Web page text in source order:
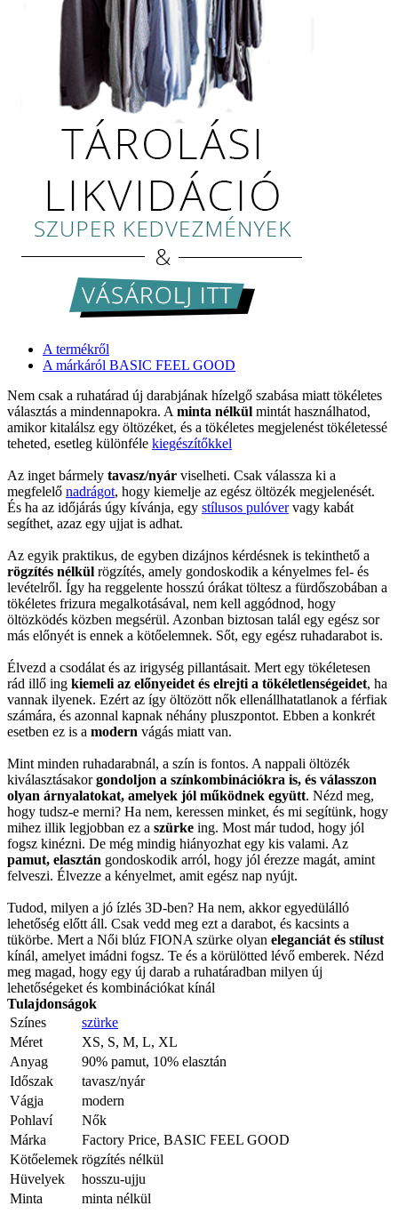
A termékről
A márkáról BASIC FEEL GOOD
Nem csak a ruhatárad új darabjának hízelgő szabása miatt tökéletes
választás a mindennapokra. A minta nélkül mintát használhatod,
amikor kitalálsz egy öltözéket, és a tökéletes megjelenést tökéletessé
teheted, esetleg különféle kiegészítőkkel
Az inget bármely tavasz/nyár viselheti. Csak válassza ki a
megfelelő nadrágot, hogy kiemelje az egész öltözék megjelenését.
És ha az időjárás úgy kívánja, egy stílusos pulóvervagy kabát
segíthet, azaz egy ujjat is adhat.
Az egyik praktikus, de egyben dizájnos kérdésnek is tekinthető a
rögzítés nélkül rögzítés, amely gondoskodik a kényelmes fel- és
levételről. Így ha reggelente hosszú órákat töltesz a fürdőszobában a
tökéletes frizura megalkotásával, nem kell aggódnod, hogy
öltözködés közben megsérül. Azonban biztosan talál egy egész sor
más előnyét is ennek a kötőelemnek. Sőt, egy egész ruhadarabot is.
Élvezd a csodálat és az irigység pillantásait. Mert egy tökéletesen
rád illő ing kiemeli az előnyeidet és elrejti a tökéletlenségeidet, ha
vannak ilyenek. Ezért az így öltözött nők ellenállhatatlanok a férfiak
számára, és azonnal kapnak néhány pluszpontot. Ebben a konkrét
esetben ez is a modern vágás miatt van.
Mint minden ruhadarabnál, a szín is fontos. A nappali öltözék
kiválasztásakorgondoljon a színkombinációkra is, és válasszon
olyan árnyalatokat, amelyek jól működnek együtt. Nézd meg,
hogy tudsz-e merni? Ha nem, keressen minket, és mi segítünk, hogy
mihez illik legjobban ez a szürke ing. Most már tudod, hogy jól
fogsz kinézni. De még mindig hiányozhat egy kis valami. Az
pamut, elasztán gondoskodik arról, hogy jól érezze magát, amint
felveszi. Élvezze a kényelmet, amit egész nap nyújt.
Tudod, milyen a jó ízlés 3D-ben? Ha nem, akkor egyedülálló
lehetőség előtt áll. Csak vedd meg ezt a darabot, és kacsints a
tükörbe. Mert a Női blúz FIONA szürke olyan eleganciát és stílust
kínál, amelyet imádni fogsz. Te és a körülötted lévő emberek. Nézd
meg magad, hogy egy új darab a ruhatáradban milyen új
lehetőségeket és kombinációkat kínál
Tulajdonságok
Színes
szürke
Méret
XS, S, M, L, XL
Anyag
90% pamut, 10% elasztán
Időszak
tavasz/nyár
Vágja
modern
Pohlaví
Nők
Márka
Factory Price, BASIC FEEL GOOD
Kötőelemek rögzítés nélkül
Hüvelyek
hosszu-ujju
Minta
minta nélkül